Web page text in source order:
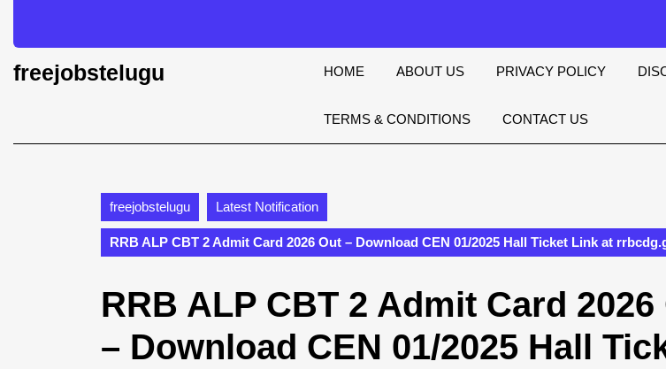
content
Skip
to
freejobstelugu HOME ABOUT US PRIVACY POLICY
TERMS & CONDITIONS CONTACT US
freejobstelugu Latest Notification
RRB ALP CBT 2 Admit Card 2026 Out – Download CEN 01/2025 Hall Ticket Link at
RRB ALP CBT 2 Admit Card 2026
– Download CEN 01/2025 Hall